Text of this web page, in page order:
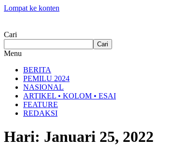
Lompat ke konten
Cari
Cari
Menu
BERITA
PEMILU 2024
NASIONAL
ARTIKEL • KOLOM • ESAI
FEATURE
REDAKSI
Hari: Januari 25, 2022